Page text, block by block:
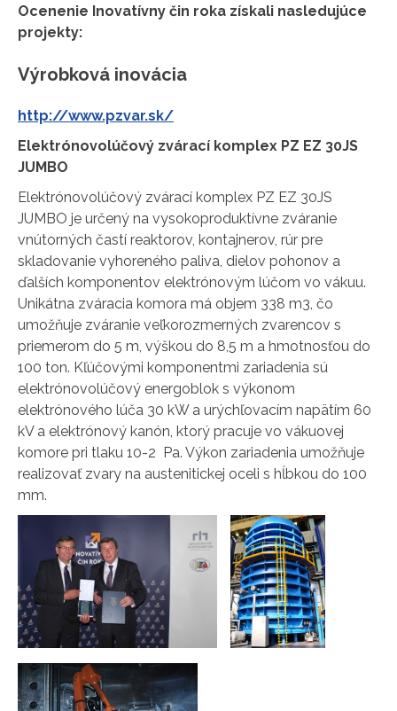
Ocenenie Inovatívny čin roka získali nasledujúce
projekty:
Výrobková inovácia
http://www.pzvar.sk/
Elektrónovolúčový zvárací komplex PZ EZ 30JS
JUMBO
Elektrónovolúčový zvárací komplex PZ EZ 30JS
JUMBO je určený na vysokoproduktívne zváranie
vnútorných častí reaktorov, kontajnerov, rúr pre
skladovanie vyhoreného paliva, dielov pohonov a
ďalších komponentov elektrónovým lúčom vo vákuu.
Unikátna zváracia komora má objem 338 m3, čo
umožňuje zváranie veľkorozmerných zvarencov s
priemerom do 5 m, výškou do 8,5 m a hmotnosťou do
100 ton. Kľúčovými komponentmi zariadenia sú
elektrónovolúčový energoblok s výkonom
elektrónového lúča 30 kW a urýchľovacím napätím 60
kV a elektrónový kanón, ktorý pracuje vo vákuovej
komore pri tlaku 10-2 Pa. Výkon zariadenia umožňuje
realizovať zvary na austenitickej oceli s hĺbkou do 100
mm.